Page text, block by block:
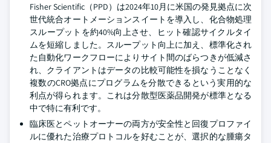
Fisher Scientific（PPD）は2024年10月に米国の発見拠点に次
世代統合オートメーションスイートを導入し、化合物処理
スループットを約40%向上させ、ヒット確認サイクルタイ
ムを短縮しました。スループット向上に加え、標準化され
た自動化ワークフローによりサイト間のばらつきが低減さ
れ、クライアントはデータの比較可能性を損なうことなく
複数のCRO拠点にプログラムを分散できるという実用的な
利点が得られます。これは分散型医薬品開発が標準となる
中で特に有利です。
臨床医とペットオーナーの両方が安全性と回復プロファイ
ルに優れた治療プロトコルを好むことが、選択的な腫瘍タ